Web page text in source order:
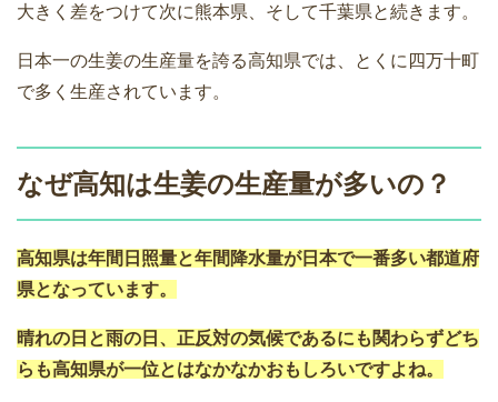
大きく差をつけて次に熊本県、そして千葉県と続きます。
日本一の生姜の生産量を誇る高知県では、とくに四万十町
で多く生産されています。
なぜ高知は生姜の生産量が多いの？
高知県は年間日照量と年間降水量が日本で一番多い都道府
県となっています。
晴れの日と雨の日、正反対の気候であるにも関わらずどち
らも高知県が一位とはなかなかおもしろいですよね。